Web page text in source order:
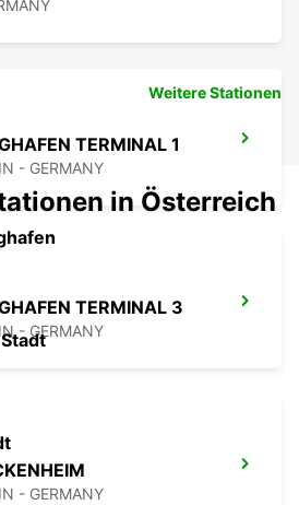
TERMINAL 1
- GERMANY
TERMINAL 3
- GERMANY
- GERMANY
Weitere Stationen
in Österreich